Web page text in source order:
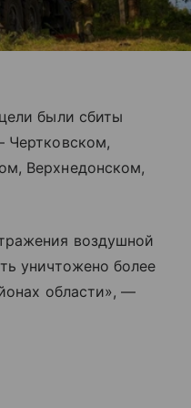
были сбиты
Чертковском,
Верхнедонском,
воздушной
уничтожено более
области», —